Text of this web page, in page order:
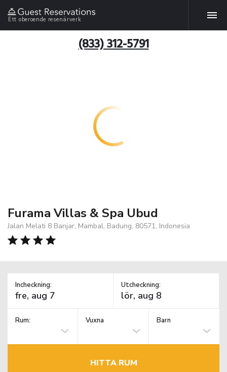
Ett oberoende resenärverk
(833) 312-5791
Furama Villas & Spa Ubud
Jalan Melati 8 Banjar, Mambal, Badung, 80571, Indonesia
Incheckning: Utcheckning:
Rum: Vuxna Barn
HITTA RUM